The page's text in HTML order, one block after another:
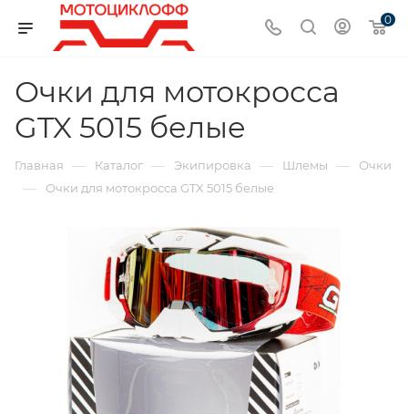
0
Очки для мотокросса
GTX 5015 белые
Главная — Каталог — Экипировка — Шлемы — Очки
— Очки для мотокросса GTX 5015 белые